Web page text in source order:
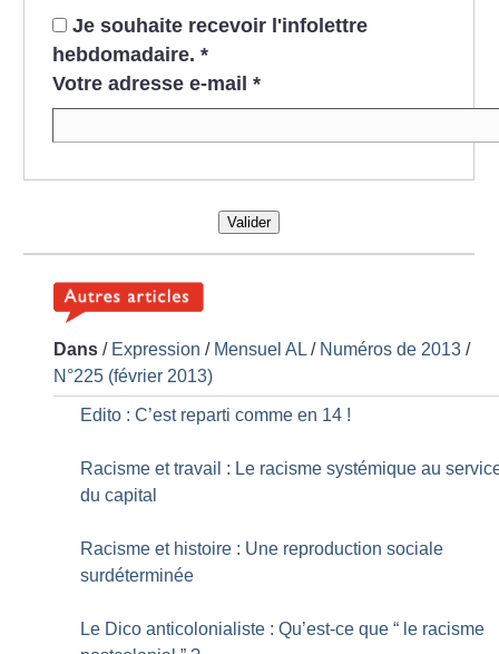
Je souhaite recevoir l'infolettre
hebdomadaire. *
Votre adresse e-mail *
Valider
Dans / Expression / Mensuel AL / Numéros de 2013 /
N°225 (février 2013)
Edito : C’est reparti comme en 14 !
Racisme et travail : Le racisme systémique au
du capital
Racisme et histoire : Une reproduction sociale
surdéterminée
Le Dico anticolonialiste : Qu’est-ce que “ le racisme